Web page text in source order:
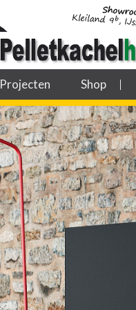
Projecten Shop